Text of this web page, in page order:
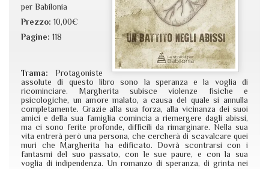
per Babilonia
Prezzo: 10,00€
Pagine: 118
Trama: Protagoniste
assolute di questo libro sono la speranza e la voglia di
ricominciare. Margherita subisce violenze fisiche e
psicologiche, un amore malato, a causa del quale si annulla
completamente. Grazie alla sua forza, alla vicinanza dei suoi
amici e della sua famiglia comincia a riemergere dagli abissi,
ma ci sono ferite profonde, difficili da rimarginare. Nella sua
vita entrerà però una persona, che cercherà di scavalcare quei
muri che Margherita ha edificato. Dovrà scontrarsi con i
fantasmi del suo passato, con le sue paure, e con la sua
voglia di indipendenza. Un romanzo di speranza, di grinta nei